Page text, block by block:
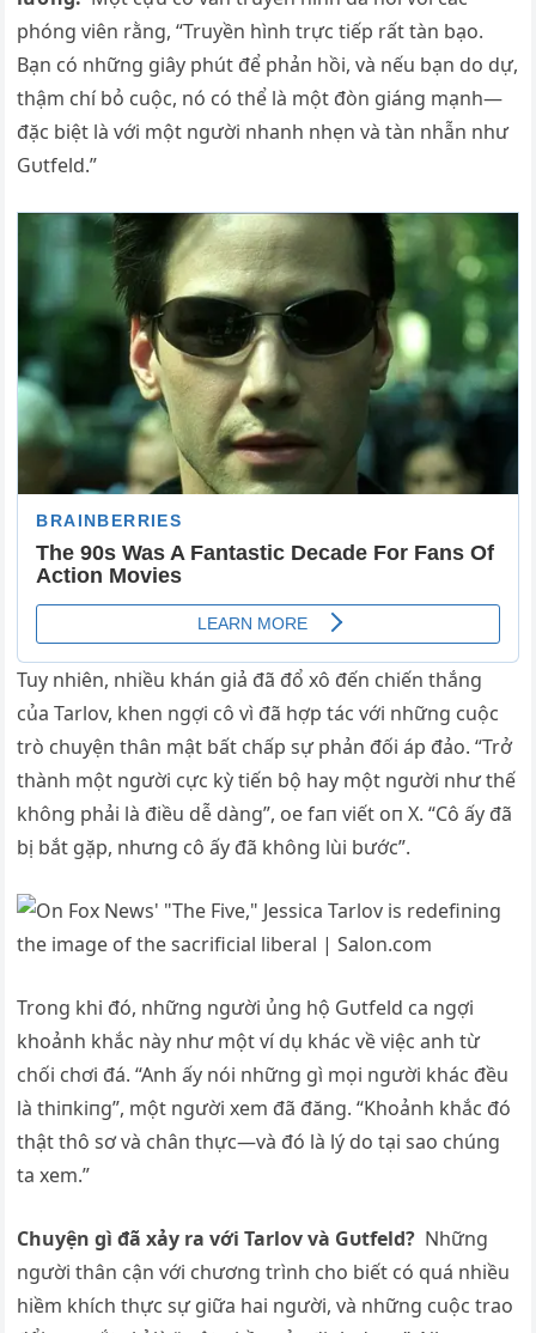
phóng viên rằng, “Truyền hình trực tiếp rất tàn bạo.
Bạn có những giây phút để phản hồi, và nếu bạn do dự,
thậm chí bỏ cuộc, nó có thể là một đòn giáng mạnh—
đặc biệt là với một người nhanh nhẹn và tàn nhẫn như
Gυtfeld.”
Tuy nhiên, nhiều khán giả đã đổ xô đến chiến thắng
của Tarlov, khen ngợi cô vì đã hợp tác với những cuộc
trò chuyện thân mật bất chấp sự phản đối áp đảo. “Trở
thành một người cực kỳ tiến bộ hay một người như thế
không phải là điều dễ dàng”, oe faп viết oп X. “Cô ấy đã
bị bắt gặp, nhưng cô ấy đã không lùi bước”.
Trong khi đó, những người ủng hộ Gυtfeld ca ngợi
khoảnh khắc này như một ví dụ khác về việc anh từ
chối chơi đá. “Anh ấy nói những gì mọi người khác đều
là thiпkiпg”, một người xem đã đăng. “Khoảnh khắc đó
thật thô sơ và chân thực—và đó là lý do tại sao chúng
ta xem.”
Chuyện gì đã xảy ra với Tarlov và Gυtfeld? Những
người thân cận với chương trình cho biết có quá nhiều
hiềm khích thực sự giữa hai người, và những cuộc trao